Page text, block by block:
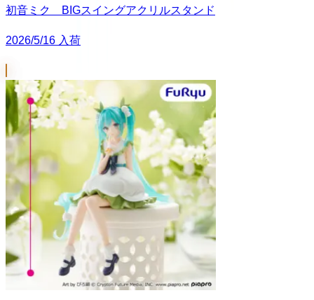
初音ミク BIGスイングアクリルスタンド
2026/5/16 入荷